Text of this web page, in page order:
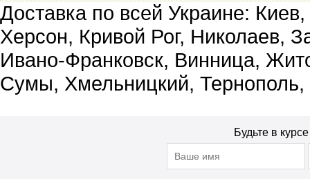
Доставка по всей Украине:
Херсон, Кривой Рог, Николаев,
Ивано-Франковск, Винница,
Сумы, Хмельницкий, Тернополь,
Будьте в